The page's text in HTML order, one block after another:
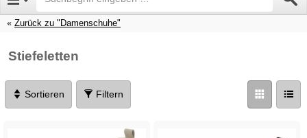
Zurück zu "Damenschuhe"
Stiefeletten
Sortieren Filtern